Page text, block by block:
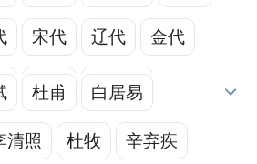
古籍 抒情 寒食
感 天气 人生
相思 植物 三峡
宋代 辽代 金代
清代 近现代
杜甫 白居易
清照 杜牧 辛弃疾